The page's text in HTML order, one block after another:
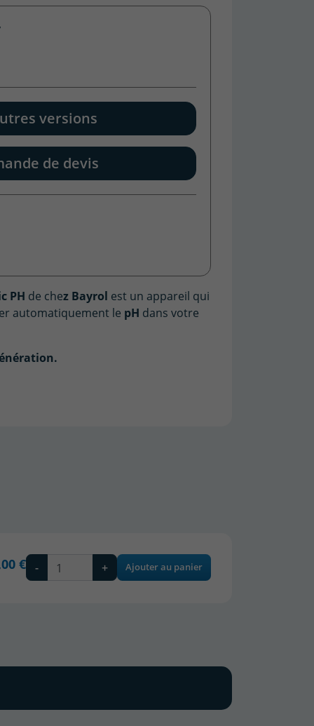
versions
de devis
PH de chez Bayrol est un appareil qui
automatiquement le pH dans votre
€ - + Ajouter au panier